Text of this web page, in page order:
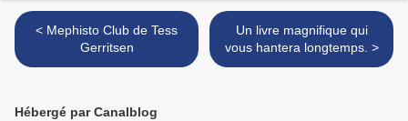
< Mephisto Club de Tess
Gerritsen
Un livre magnifique qui
vous hantera longtemps. >
Hébergé par Canalblog